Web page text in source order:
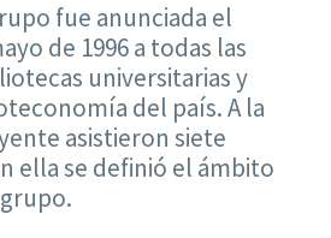
fue anunciada el
de 1996 a todas las
universitarias y
del país. A la
asistieron siete
ella se definió el ámbito